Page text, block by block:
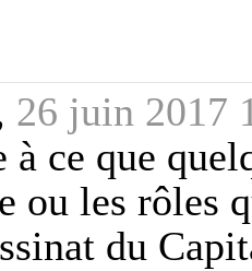
26 juin 2017
à ce que
ou les rôles
du